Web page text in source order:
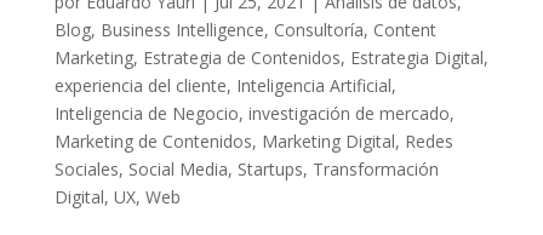
Blog, Business Intelligence, Consultoría, Content
Marketing, Estrategia de Contenidos, Estrategia Digital,
experiencia del cliente, Inteligencia Artificial,
Inteligencia de Negocio, investigación de mercado,
Marketing de Contenidos, Marketing Digital, Redes
Sociales, Social Media, Startups, Transformación
Digital, UX, Web